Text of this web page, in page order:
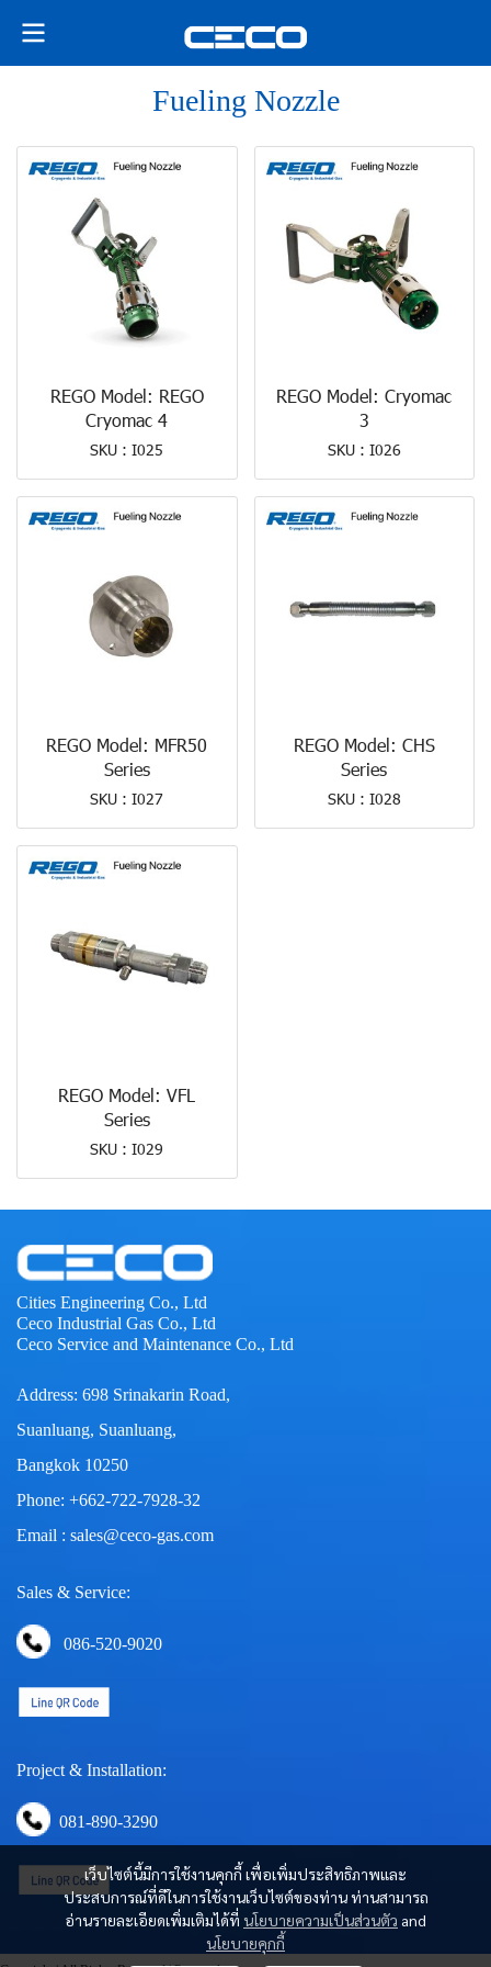
Fueling Nozzle
REGO Model: REGO
Cryomac 4
SKU : I025
REGO Model: Cryomac
3
SKU : I026
REGO Model: MFR50
Series
SKU : I027
REGO Model: CHS
Series
SKU : I028
REGO Model: VFL
Series
SKU : I029
เว็บไซต์นี้มีการใช้งานคุกกี้ เพื่อเพิ่มประสิทธิภาพและ
ประสบการณ์ที่ดีในการใช้งานเว็บไซต์ของท่าน ท่านสามารถ
อ่านรายละเอียดเพิ่มเติมได้ที่ นโยบายความเป็นส่วนตัว and
นโยบายคุกกี้
Cities Engineering Co., Ltd
Ceco Industrial Gas Co., Ltd
Ceco Service and Maintenance Co., Ltd
Address: 698 Srinakarin Road,
Suanluang, Suanluang,
Bangkok 10250
Phone: +662-722-7928-32
Email : sales@ceco-gas.com
Sales & Service:
086-520-9020
Project & Installation:
081-890-3290